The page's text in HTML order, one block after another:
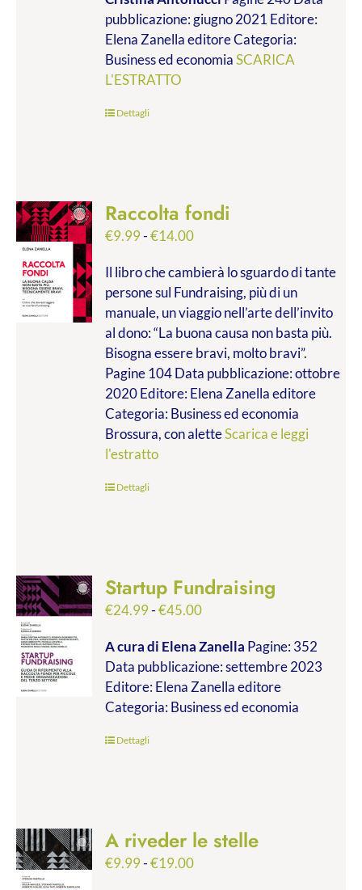
€9.99
a
€28.00
pubblicazione: giugno 2021 Editore:
Elena Zanella editore Categoria:
Business ed economiaSCARICA
L'ESTRATTO
Dettagli
Raccolta fondi
€9.99-€14.00Fascia
prezzo:
da
€9.99
a
€14.00
Il libro che cambierà lo sguardo di tante
persone sul Fundraising, più di un
manuale, un viaggio nell’arte dell’invito
al dono: “La buona causa non basta più.
Bisogna essere bravi, molto bravi”.
Pagine 104 Data pubblicazione: ottobre
2020 Editore: Elena Zanella editore
Categoria: Business ed economia
Brossura, con aletteScarica e leggi
l'estratto
Dettagli
Startup Fundraising
€24.99-€45.00Fascia
prezzo:
da
€24.99
a
A cura di Elena Zanella Pagine: 352
Data pubblicazione: settembre 2023
Editore: Elena Zanella editore
Categoria: Business ed economia
Dettagli
A riveder le stelle
€9.99-€19.00Fascia